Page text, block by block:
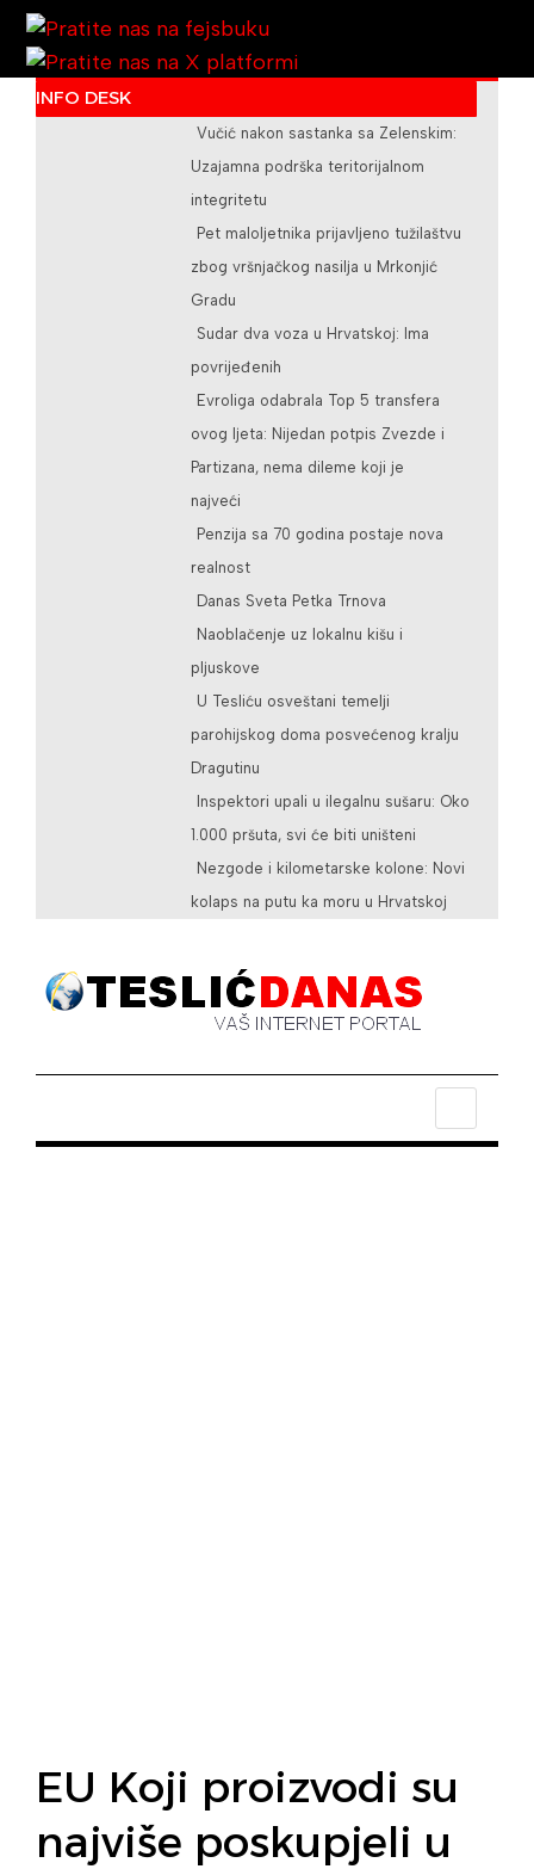
/teslicdanas@gmail.com
INFO DESK
Vučić nakon sastanka sa Zelenskim:
Uzajamna podrška teritorijalnom
integritetu
Pet maloljetnika prijavljeno tužilaštvu
zbog vršnjačkog nasilja u Mrkonjić
Gradu
Sudar dva voza u Hrvatskoj: Ima
povrijeđenih
Evroliga odabrala Top 5 transfera
ovog ljeta: Nijedan potpis Zvezde i
Partizana, nema dileme koji je
najveći
Penzija sa 70 godina postaje nova
realnost
Danas Sveta Petka Trnova
Naoblačenje uz lokalnu kišu i
pljuskove
U Tesliću osveštani temelji
parohijskog doma posvećenog kralju
Dragutinu
Inspektori upali u ilegalnu sušaru: Oko
1.000 pršuta, svi će biti uništeni
Nezgode i kilometarske kolone: Novi
kolaps na putu ka moru u Hrvatskoj
EU Koji proizvodi su
najviše poskupjeli u